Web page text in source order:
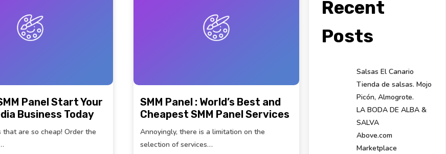
Panel Start Your
Business Today
that are so cheap! Order the
SMM Panel : World’s Best and
Cheapest SMM Panel Services
Annoyingly, there is a limitation on the
selection of services…
Recent
Posts
Salsas El Canario
Tienda de salsas. Mojo
Picón, Almogrote.
LA BODA DE ALBA &
SALVA
Above.com
Marketplace